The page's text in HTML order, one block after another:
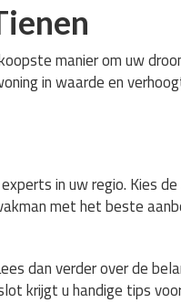
manier om uw
in waarde en
in uw regio. Kies
met het beste
dan verder over de
krijgt u handige tips